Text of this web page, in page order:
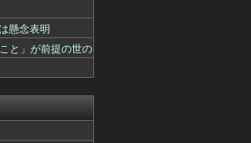
まとめ
まとめ
懸念表明
と」が前提の世の